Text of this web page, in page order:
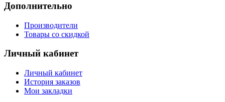
Дополнительно
Производители
Товары со скидкой
Личный кабинет
Личный кабинет
История заказов
Мои закладки